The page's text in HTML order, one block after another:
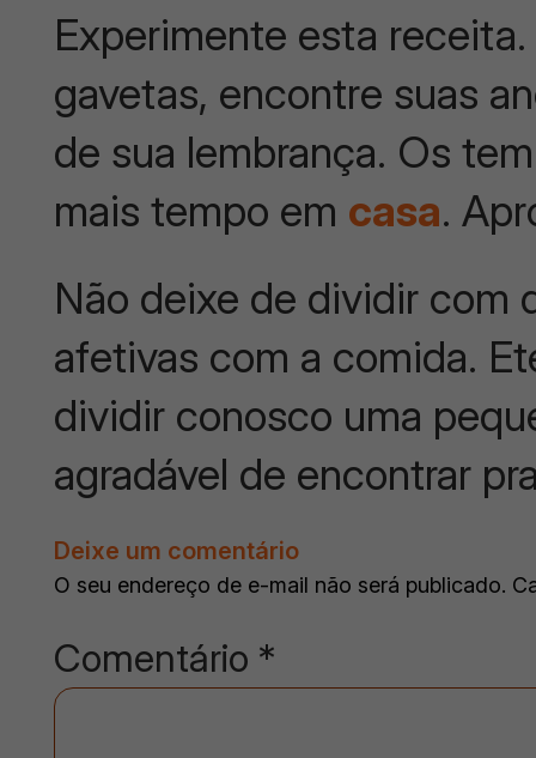
Experimente esta
gavetas, encontre suas
de sua lembrança. Os
mais tempo em casa.
Não deixe de dividir com
afetivas com a comida.
dividir conosco uma
agradável de encontrar
Deixe um comentário
O seu endereço de e-mail não será publicado.
Comentário *